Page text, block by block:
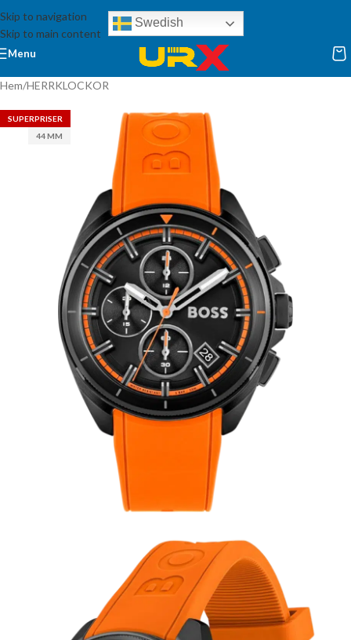
Skip to navigation
Skip to main content
Swedish
Menu
Hem/HERRKLOCKOR
SUPERPRISER
44 MM